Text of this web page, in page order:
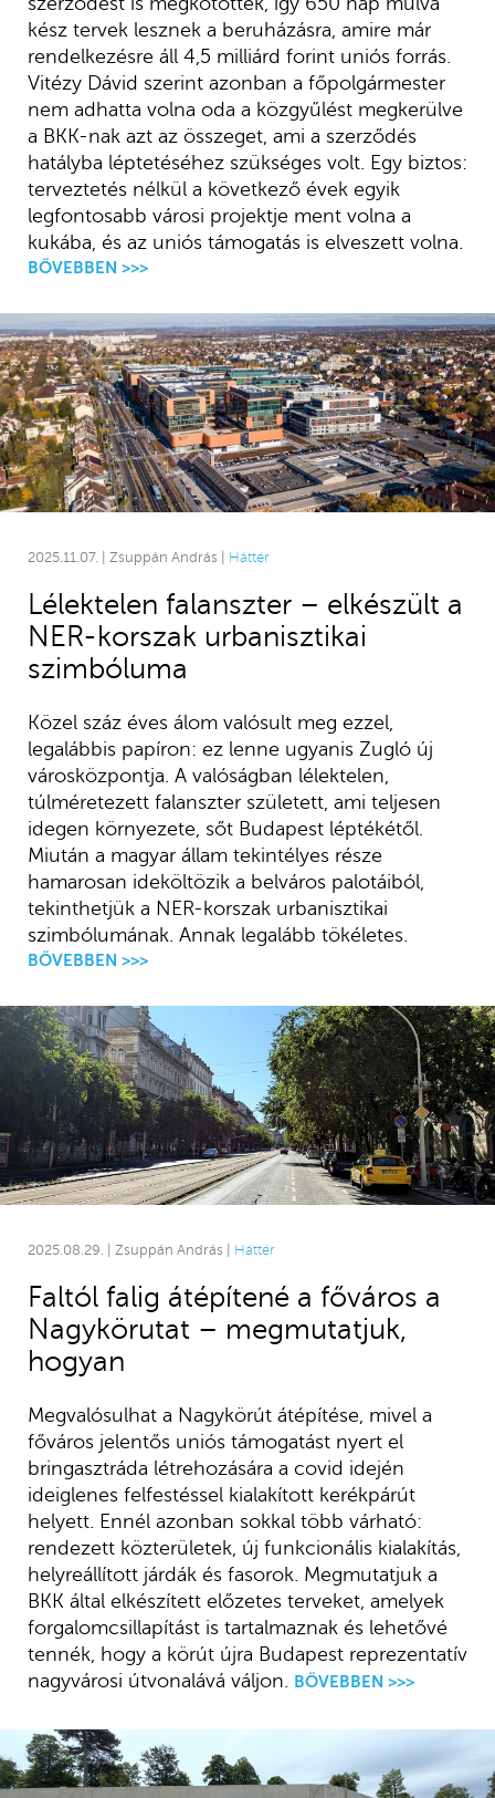
kész tervek lesznek a beruházásra, amire már
rendelkezésre áll 4,5 milliárd forint uniós forrás.
Vitézy Dávid szerint azonban a főpolgármester
nem adhatta volna oda a közgyűlést megkerülve
a BKK-nak azt az összeget, ami a szerződés
hatályba léptetéséhez szükséges volt. Egy biztos:
terveztetés nélkül a következő évek egyik
legfontosabb városi projektje ment volna a
kukába, és az uniós támogatás is elveszett volna.
BŐVEBBEN >>>
2025.11.07. | Zsuppán András | Háttér
Lélektelen falanszter – elkészült a
NER-korszak urbanisztikai
szimbóluma
Közel száz éves álom valósult meg ezzel,
legalábbis papíron: ez lenne ugyanis Zugló új
városközpontja. A valóságban lélektelen,
túlméretezett falanszter született, ami teljesen
idegen környezete, sőt Budapest léptékétől.
Miután a magyar állam tekintélyes része
hamarosan ideköltözik a belváros palotáiból,
tekinthetjük a NER-korszak urbanisztikai
szimbólumának. Annak legalább tökéletes.
BŐVEBBEN >>>
2025.08.29. | Zsuppán András | Háttér
Faltól falig átépítené a főváros a
Nagykörutat – megmutatjuk,
hogyan
Megvalósulhat a Nagykörút átépítése, mivel a
főváros jelentős uniós támogatást nyert el
bringasztráda létrehozására a covid idején
ideiglenes felfestéssel kialakított kerékpárút
helyett. Ennél azonban sokkal több várható:
rendezett közterületek, új funkcionális kialakítás,
helyreállított járdák és fasorok. Megmutatjuk a
BKK által elkészített előzetes terveket, amelyek
forgalomcsillapítást is tartalmaznak és lehetővé
tennék, hogy a körút újra Budapest reprezentatív
nagyvárosi útvonalává váljon.
BŐVEBBEN >>>